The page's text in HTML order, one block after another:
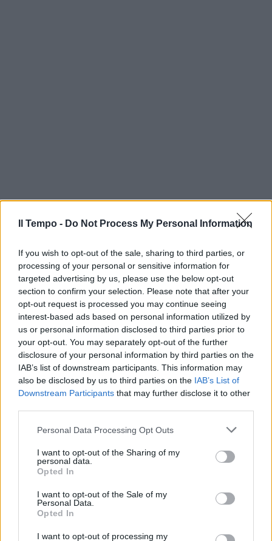
Il Tempo - Do Not Process My Personal Information
If you wish to opt-out of the sale, sharing to third parties, or
processing of your personal or sensitive information for
targeted advertising by us, please use the below opt-out
section to confirm your selection. Please note that after your
opt-out request is processed you may continue seeing
interest-based ads based on personal information utilized by
us or personal information disclosed to third parties prior to
your opt-out. You may separately opt-out of the further
disclosure of your personal information by third parties on the
IAB’s list of downstream participants. This information may
also be disclosed by us to third parties on the IAB’s List of
Downstream Participants that may further disclose it to other
Personal Data Processing Opt Outs
I want to opt-out of the Sharing of my
personal data.
Opted In
I want to opt-out of the Sale of my
Personal Data.
Opted In
I want to opt-out of processing my